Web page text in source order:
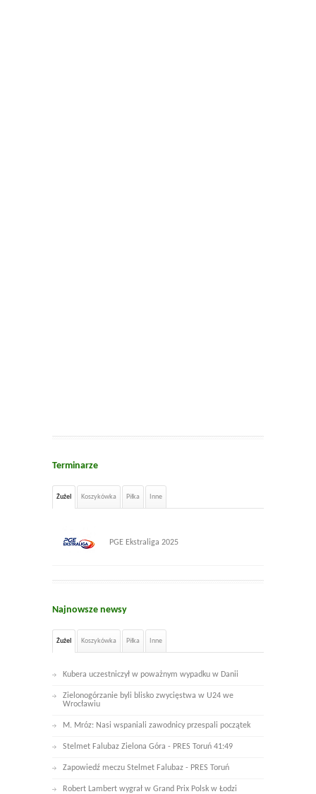
Terminarze
Żużel Koszykówka Piłka Inne
PGE Ekstraliga 2025
Najnowsze newsy
Żużel Koszykówka Piłka Inne
Kubera uczestniczył w poważnym wypadku w Danii
Zielonogórzanie byli blisko zwycięstwa w U24 we
Wrocławiu
M. Mróz: Nasi wspaniali zawodnicy przespali początek
Stelmet Falubaz Zielona Góra - PRES Toruń 41:49
Zapowiedź meczu Stelmet Falubaz - PRES Toruń
Robert Lambert wygrał w Grand Prix Polsk w Łodzi